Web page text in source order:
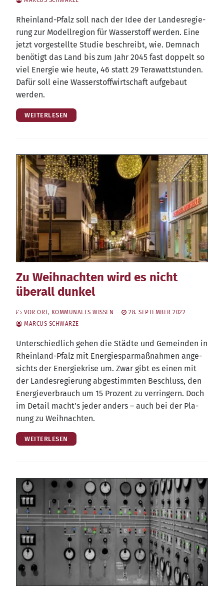
Rhein­land-Pfalz soll nach der Idee der Lan­des­re­gie­
rung zur Modell­re­gi­on für Was­ser­stoff wer­den. Eine
jetzt vor­ge­stell­te Stu­die beschreibt, wie. Dem­nach
benö­tigt das Land bis zum Jahr 2045 fast dop­pelt so
viel Ener­gie wie heu­te, 46 statt 29 Tera­watt­stun­den.
Dafür soll eine Was­ser­stoff­wirt­schaft auf­ge­baut
werden.
WEITERLESEN
Zu Weihnachten wird es nicht
überall dunkel
VOR ORT, KOMMUNALES WISSEN
28. SEPTEMBER 2022
MARCUS SCHWARZE
Unter­schied­lich gehen die Städ­te und Gemein­den in
Rhein­land-Pfalz mit Ener­gie­spar­maß­nah­men ange­
sichts der Ener­gie­kri­se um. Zwar gibt es einen mit
der Lan­des­re­gie­rung abge­stimm­ten Beschluss, den
Ener­gie­ver­brauch um 15 Pro­zent zu ver­rin­gern. Doch
im Detail macht’s jeder anders – auch bei der Pla­
nung zu Weihnachten.
WEITERLESEN